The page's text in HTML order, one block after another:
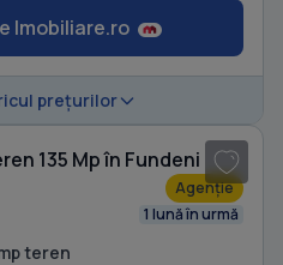
Imobiliare.ro
prețurilor
135 Mp în Fundeni
Agenție
1 lună în urmă
teren